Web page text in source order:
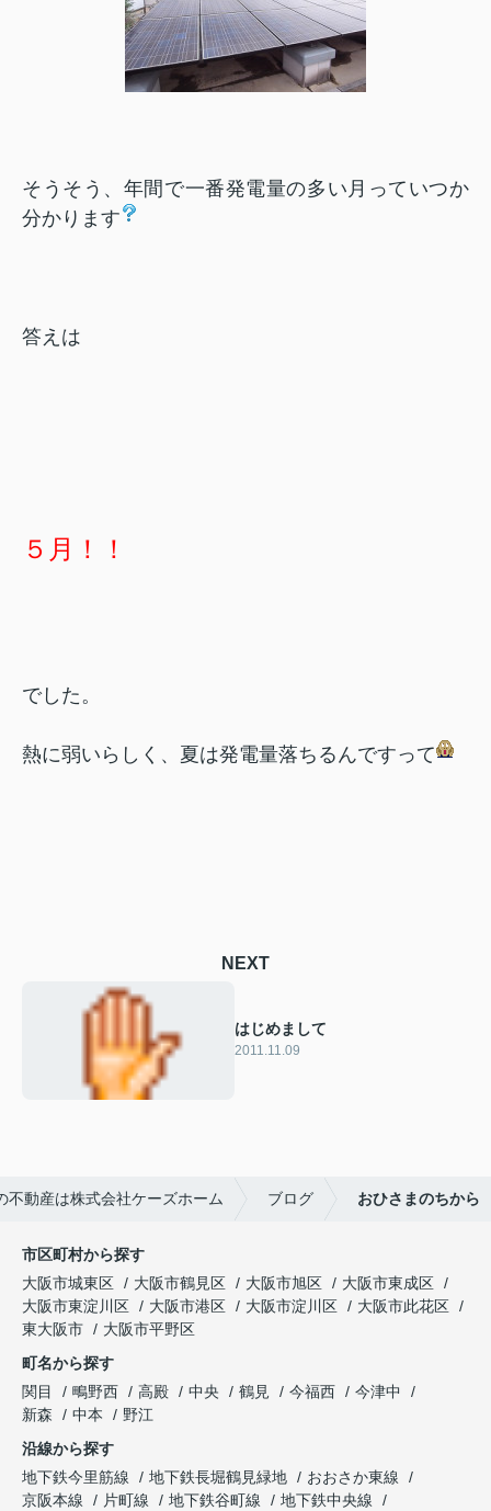
そうそう、年間で一番発電量の多い月っていつか
分かります
答えは
５月！！
でした。
熱に弱いらしく、夏は発電量落ちるんですって
NEXT
はじめまして
2011.11.09
不動産は株式会社ケーズホーム ブログ おひさまのちから
市区町村から探す
大阪市城東区
大阪市鶴見区 大阪市旭区
大阪市東成区
大阪市東淀川区
大阪市港区 大阪市淀川区
大阪市此花区
東大阪市
大阪市平野区
町名から探す
関目
鴫野西 高殿 中央 鶴見 今福西
今津中
新森
中本
野江
沿線から探す
地下鉄今里筋線
地下鉄長堀鶴見緑地
おおさか東線
京阪本線
片町線 地下鉄谷町線
地下鉄中央線